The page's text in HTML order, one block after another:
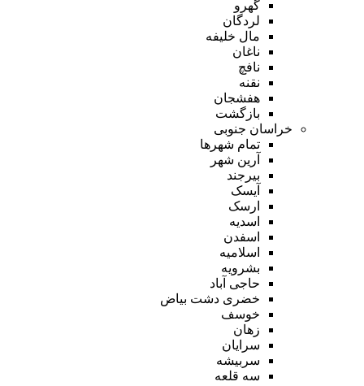
گهرو
لردگان
مال خلیفه
ناغان
نافچ
نقنه
هفشجان
بازگشت
خراسان جنوبی
تمام شهر‌ها
آرین شهر
بیرجند
آیسک
ارسک
اسدیه
اسفدن
اسلامیه
بشرویه
حاجی آباد
خضری دشت بیاض
خوسف
زهان
سرایان
سربیشه
سه قلعه